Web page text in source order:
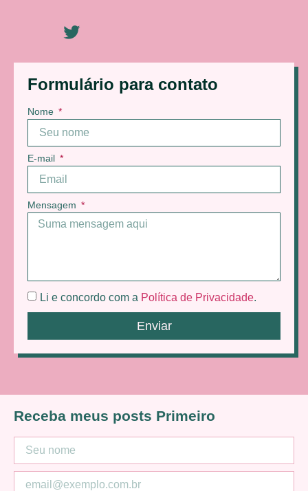
Formulário para contato
Nome
E-mail
Mensagem
Li e concordo com a Política de Privacidade.
Enviar
Receba meus posts Primeiro